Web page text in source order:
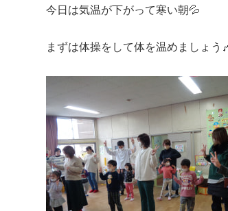
今日は気温が下がって寒い朝💦
まずは体操をして体を温めましょう